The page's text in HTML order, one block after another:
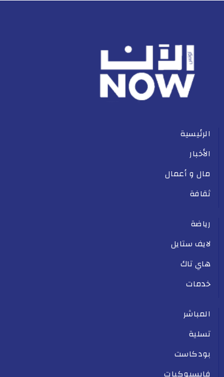
الرئيسية
الأخبار
مال و أعمال
ثقافة
رياضة
لايف ستايل
هاي تاك
خدمات
المباشر
تسلية
بودكاست
فايسبوكيات